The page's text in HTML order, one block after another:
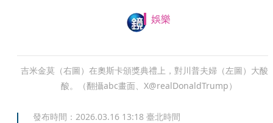
娛樂
吉米金莫（右圖）在奧斯卡頒獎典禮上，對川普夫婦（左圖）大酸
酸。（翻攝abc畫面、X@realDonaldTrump）
發布時間： 2026.03.16 13:18 臺北時間